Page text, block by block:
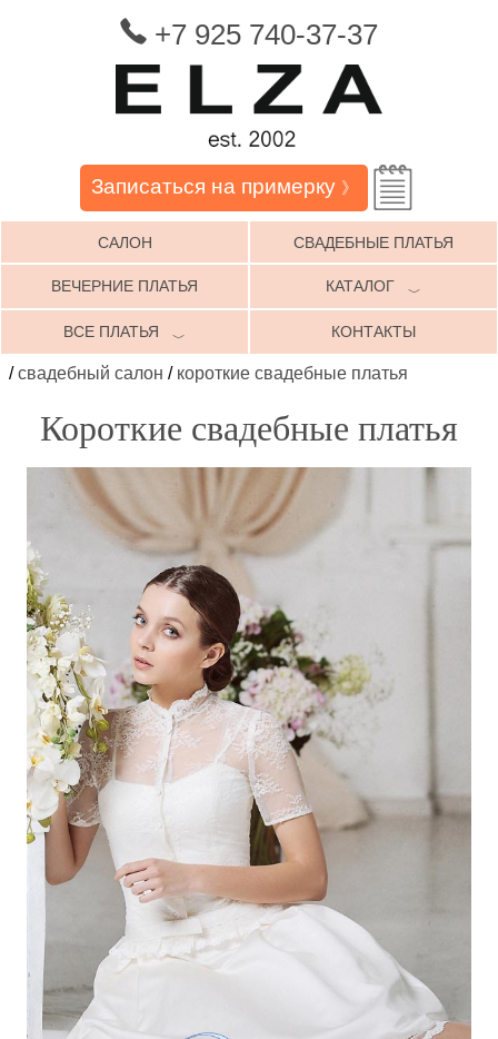
+7 925 740-37-37
Записаться на примерку 》
САЛОН СВАДЕБНЫЕ ПЛАТЬЯ
ВЕЧЕРНИЕ ПЛАТЬЯ КАТАЛОГ ﹀
ВСЕ ПЛАТЬЯ ﹀ КОНТАКТЫ
/свадебный салон / короткие свадебные платья
Короткие свадебные платья